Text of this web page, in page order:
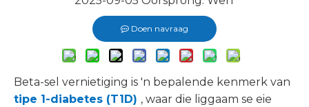
Doen navraag
Beta-sel vernietiging is 'n bepalende kenmerk van
tipe 1-diabetes (T1D) , waar die liggaam se eie